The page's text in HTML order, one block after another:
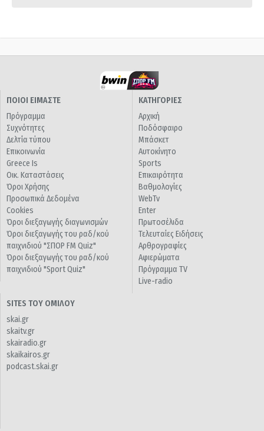
ΠΟΙΟΙ ΕΙΜΑΣΤΕ
Πρόγραμμα
Συχνότητες
Δελτία τύπου
Επικοινωνία
Greece Is
Οικ. Καταστάσεις
Όροι Χρήσης
Προσωπικά Δεδομένα
Cookies
Όροι διεξαγωγής διαγωνισμών
Όροι διεξαγωγής του ραδ/κού
παιχνιδιού "ΣΠΟΡ FM Quiz"
Όροι διεξαγωγής του ραδ/κού
παιχνιδιού "Sport Quiz"
ΚΑΤΗΓΟΡΙΕΣ
Αρχική
Ποδόσφαιρο
Μπάσκετ
Αυτοκίνητο
Sports
Επικαιρότητα
Βαθμολογίες
WebTv
Enter
Πρωτοσέλιδα
Τελευταίες Ειδήσεις
Αρθρογραφίες
Αφιερώματα
Πρόγραμμα TV
Live-radio
SITES ΤΟΥ ΟΜΙΛΟΥ
skai.gr
skaitv.gr
skairadio.gr
skaikairos.gr
podcast.skai.gr